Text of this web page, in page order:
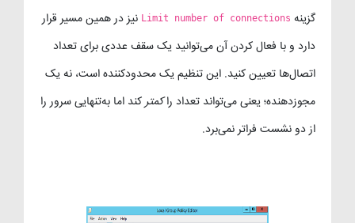
گزینه Limit number of connections نیز در همین مسیر قرار
دارد و با فعال کردن آن می‌توانید یک سقف عددی برای تعداد
اتصال‌ها تعیین کنید. این تنظیم یک محدودکننده است، نه یک
مجوزدهنده؛ یعنی می‌تواند تعداد راکمترکند اما به‌تنهایی سرور را
از دو نشست فراتر نمی‌برد.